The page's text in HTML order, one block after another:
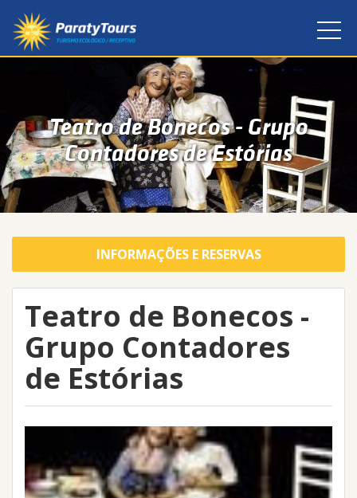
Teatro de Bonecos - Grupo
Contadores de Estórias
INFORMAÇÕES E RESERVAS
Teatro de Bonecos -
Grupo Contadores
de Estórias